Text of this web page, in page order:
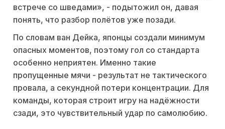
встрече со шведами», - подытожил он, давая
понять, что разбор полётов уже позади.
По словам ван Дейка, японцы создали минимум
опасных моментов, поэтому гол со стандарта
особенно неприятен. Именно такие
пропущенные мячи - результат не тактического
провала, а секундной потери концентрации. Для
команды, которая строит игру на надёжности
сзади, это чувствительный удар по самолюбию.